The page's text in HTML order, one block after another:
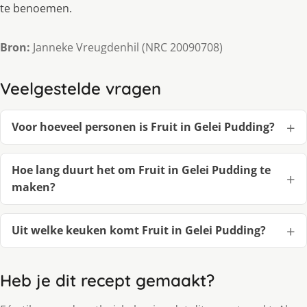
te benoemen.
Bron: Janneke Vreugdenhil (NRC 20090708)
Veelgestelde vragen
Voor hoeveel personen is Fruit in Gelei Pudding?
Hoe lang duurt het om Fruit in Gelei Pudding te
maken?
Uit welke keuken komt Fruit in Gelei Pudding?
Heb je dit recept gemaakt?